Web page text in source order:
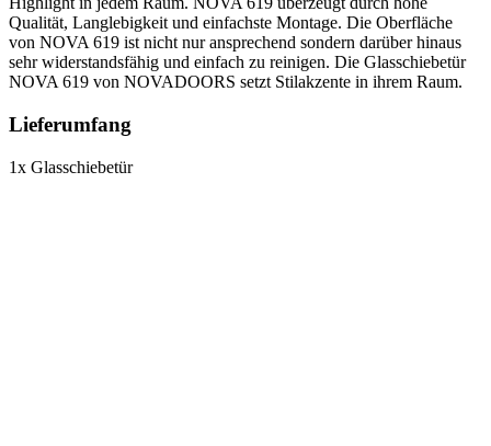
Qualität, Langlebigkeit und einfachste Montage. Die Oberfläche
von NOVA 619 ist nicht nur ansprechend sondern darüber hinaus
sehr widerstandsfähig und einfach zu reinigen. Die Glasschiebetür
NOVA 619 von NOVADOORS setzt Stilakzente in ihrem Raum.
Lieferumfang
1x Glasschiebetür